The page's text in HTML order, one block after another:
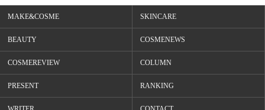
MAKE&COSME SKINCARE
BEAUTY COSMENEWS
COSMEREVIEW COLUMN
PRESENT RANKING